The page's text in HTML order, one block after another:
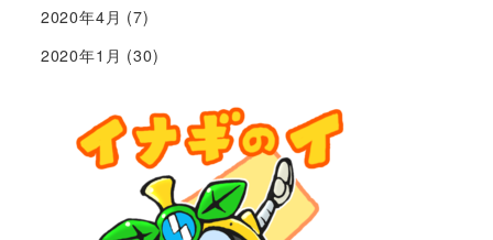
2020年4月 (7)
2020年1月 (30)